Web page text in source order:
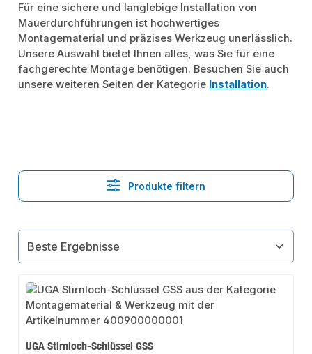
Für eine sichere und langlebige Installation von
Mauerdurchführungen ist hochwertiges
Montagematerial und präzises Werkzeug unerlässlich.
Unsere Auswahl bietet Ihnen alles, was Sie für eine
fachgerechte Montage benötigen. Besuchen Sie auch
unsere weiteren Seiten der Kategorie Installation.
Produkte filtern
UGA Stirnloch-Schlüssel GSS